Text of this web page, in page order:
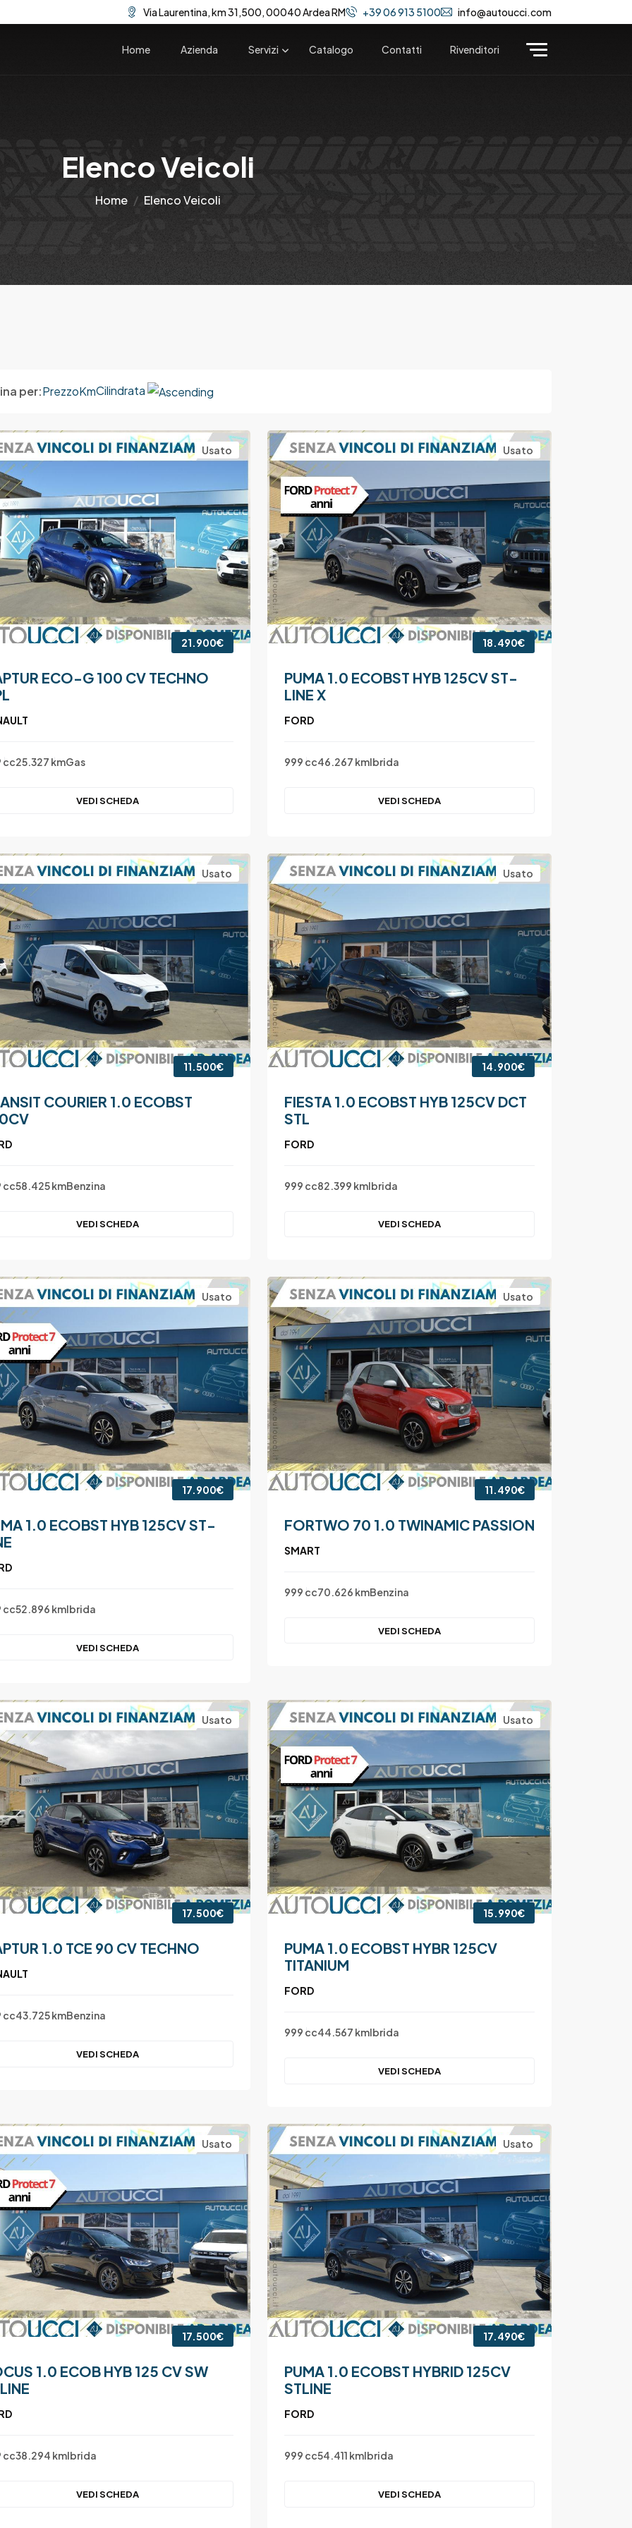
Via Laurentina, km 31,500, 00040 Ardea RM +39 06 913 5100 info@autoucci.com
Home Azienda Servizi Catalogo Contatti Rivenditori
Elenco Veicoli
Home Elenco Veicoli
per:PrezzoKmCilindrata
Usato
21.900€
ECO-G 100 CV TECHNO
cc25.327 kmGas
VEDI SCHEDA
Usato
18.490€
PUMA 1.0 ECOBST HYB 125CV ST-
LINE X
FORD
999 cc46.267 kmIbrida
VEDI SCHEDA
Usato
11.500€
COURIER 1.0 ECOBST
cc58.425 kmBenzina
VEDI SCHEDA
Usato
14.900€
FIESTA 1.0 ECOBST HYB 125CV DCT
STL
FORD
999 cc82.399 kmIbrida
VEDI SCHEDA
Usato
17.900€
1.0 ECOBST HYB 125CV ST-
cc52.896 kmIbrida
VEDI SCHEDA
Usato
11.490€
FORTWO 70 1.0 TWINAMIC PASSION
SMART
999 cc70.626 kmBenzina
VEDI SCHEDA
Usato
17.500€
1.0 TCE 90 CV TECHNO
cc43.725 kmBenzina
VEDI SCHEDA
Usato
15.990€
PUMA 1.0 ECOBST HYBR 125CV
TITANIUM
FORD
999 cc44.567 kmIbrida
VEDI SCHEDA
Usato
17.500€
1.0 ECOB HYB 125 CV SW
cc38.294 kmIbrida
VEDI SCHEDA
Usato
17.490€
PUMA 1.0 ECOBST HYBRID 125CV
STLINE
FORD
999 cc54.411 kmIbrida
VEDI SCHEDA